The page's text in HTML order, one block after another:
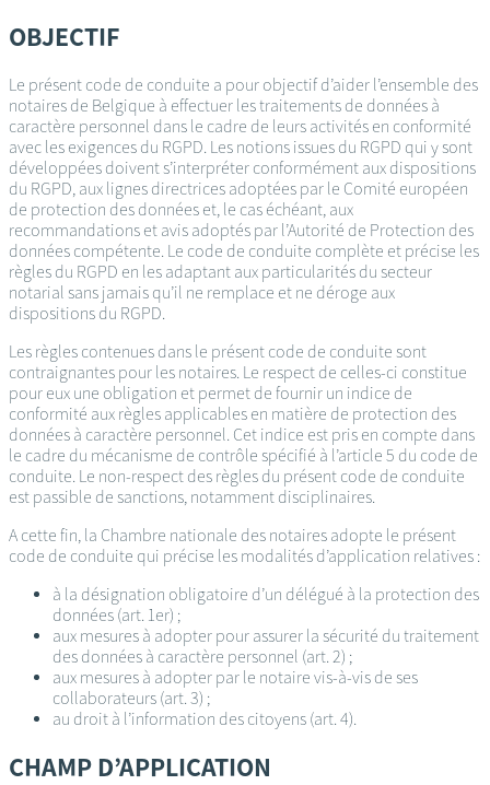
OBJECTIF
Le présent code de conduite a pour objectif d’aider l’ensemble des
notaires de Belgique à effectuer les traitements de données à
caractère personnel dans le cadre de leurs activités en conformité
avec les exigences du RGPD. Les notions issues du RGPD qui y sont
développées doivent s’interpréter conformément aux dispositions
du RGPD, aux lignes directrices adoptées par le Comité européen
de protection des données et, le cas échéant, aux
recommandations et avis adoptés par l’Autorité de Protection des
données compétente. Le code de conduite complète et précise les
règles du RGPD en les adaptant aux particularités du secteur
notarial sans jamais qu’il ne remplace et ne déroge aux
dispositions du RGPD.
Les règles contenues dans le présent code de conduite sont
contraignantes pour les notaires. Le respect de celles-ci constitue
pour eux une obligation et permet de fournir un indice de
conformité aux règles applicables en matière de protection des
données à caractère personnel. Cet indice est pris en compte dans
le cadre du mécanisme de contrôle spécifié à l’article 5 du code de
conduite. Le non-respect des règles du présent code de conduite
est passible de sanctions, notamment disciplinaires.
A cette fin, la Chambre nationale des notaires adopte le présent
code de conduite qui précise les modalités d’application relatives :
à la désignation obligatoire d’un délégué à la protection des
données (art. 1er) ;
aux mesures à adopter pour assurer la sécurité du traitement
des données à caractère personnel (art. 2) ;
aux mesures à adopter par le notaire vis-à-vis de ses
collaborateurs (art. 3) ;
au droit à l’information des citoyens (art. 4).
CHAMP D’APPLICATION